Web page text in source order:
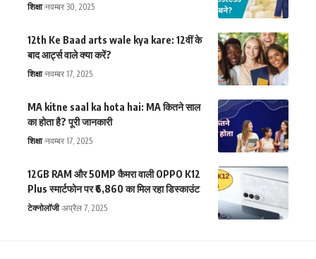
शिक्षा नवम्बर 30, 2025
12th Ke Baad arts wale kya kare: 12वीं के
बाद आर्ट्स वाले क्या करें?
शिक्षा नवम्बर 17, 2025
MA kitne saal ka hota hai: MA कितने साल
का होता है? पूरी जानकारी
शिक्षा नवम्बर 17, 2025
12GB RAM और 50MP कैमरा वाली OPPO K12
Plus स्मार्टफोन पर ₹6,860 का मिल रहा डिस्काउंट
टेक्नोलॉजी अप्रैल 7, 2025